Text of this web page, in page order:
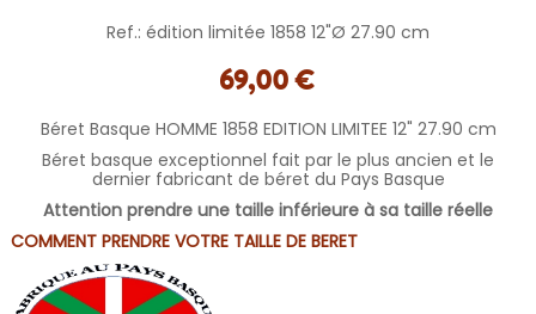
Ref.: édition limitée 1858 12"Ø 27.90 cm
69,00 €
Béret Basque HOMME 1858 EDITION LIMITEE 12" 27.90 cm
Béret basque exceptionnel fait par le plus ancien et le
dernier fabricant de béret du Pays Basque
Attention prendre une taille inférieure à sa taille réelle
COMMENT PRENDRE VOTRE TAILLE DE BERET